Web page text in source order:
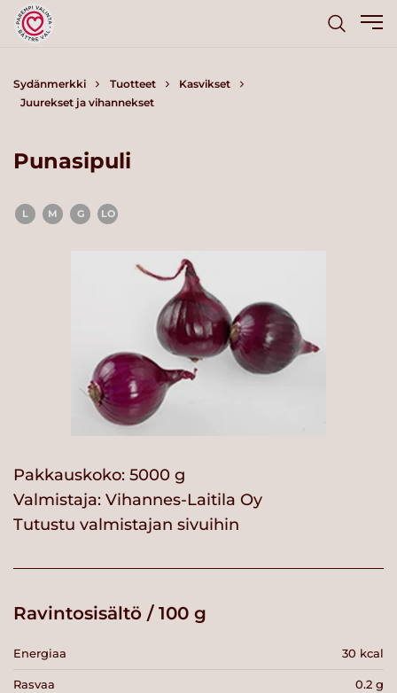
Sydänmerkki Tuotteet
Kasvikset
Juurekset ja vihannekset
Punasipuli
L M G LO
Pakkauskoko: 5000 g
Valmistaja: Vihannes-Laitila Oy
Tutustu valmistajan sivuihin
Ravintosisältö / 100 g
Energiaa 30 kcal
Rasvaa 0.2 g